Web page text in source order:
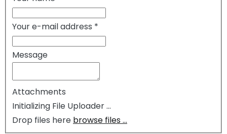
Your e-mail address *
Message
Attachments
Drop files here browse files ...